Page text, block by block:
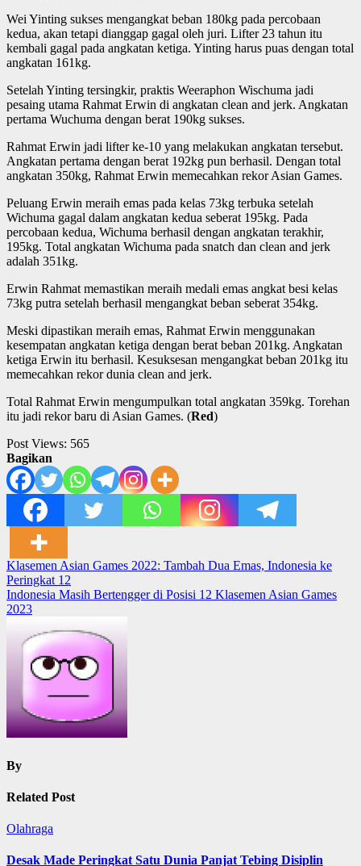
Wei Yinting sukses mengangkat beban 180kg pada percobaan
kedua, akan tetapi dianggap gagal oleh juri. Lifter 23 tahun itu
kembali gagal pada angkatan ketiga. Yinting harus puas dengan total
angkatan 161kg.
Setelah Yinting tersingkir, praktis Weeraphon Wischuma jadi
pesaing utama Rahmat Erwin di angkatan clean and jerk. Angkatan
pertama Wuchuma dengan berat 190kg sukses.
Rahmat Erwin jadi lifter ke-10 yang melakukan angkatan tersebut.
Angkatan pertama dengan berat 192kg pun berhasil. Dengan total
angkatan 350kg, Rahmat Erwin memecahkan rekor Asian Games.
Peluang Erwin meraih emas pada kelas 73kg terbuka setelah
Wichuma gagal dalam angkatan kedua seberat 195kg. Pada
percobaan kedua, Wichuma berhasil dengan angkatan terakhir,
195kg. Total angkatan Wichuma pada snatch dan clean and jerk
adalah 351kg.
Erwin Rahmat memastikan meraih medali emas angkat besi kelas
73kg putra setelah berhasil mengangkat beban seberat 354kg.
Meski dipastikan meraih emas, Rahmat Erwin menggunakan
kesempatan angkatan ketiga dengan berat beban 201kg. Angkatan
ketiga Erwin itu berhasil. Kesuksesan mengangkat beban 201kg itu
memecahkan rekor dunia clean and jerk.
Total Rahmat Erwin mengumpulkan total angkatan 359kg. Torehan
itu jadi rekor baru di Asian Games. (Red)
Post Views: 565
Bagikan
Post
navigation
Klasemen Asian Games 2022: Tambah Dua Emas, Indonesia ke
Peringkat 12
Indonesia Masih Bertengger di Posisi 12 Klasemen Asian Games
2023
By
Related Post
Olahraga
Desak Made Peringkat Satu Dunia Panjat Tebing Disiplin